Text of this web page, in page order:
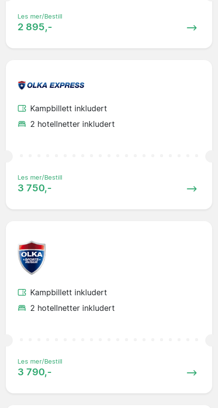
Les mer/Bestill
2 895,-
Kampbillett inkludert
2 hotellnetter inkludert
Les mer/Bestill
3 750,-
Kampbillett inkludert
2 hotellnetter inkludert
Les mer/Bestill
3 790,-